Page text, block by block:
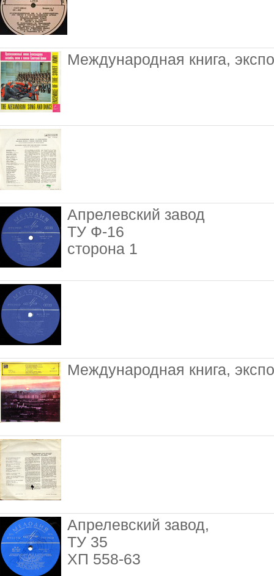
Международная книга,
Апрелевский завод
ТУ Ф-16
сторона 1
Международная книга,
Апрелевский завод,
ТУ 35
ХП 558-63